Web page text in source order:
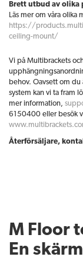
Brett utbud av olika
Läs mer om våra olika
https://
ceiling-mount/
Vi på Multibrackets
behov. Oavsett om du
system kan vi ta fram
mer information,
6150400 eller besök
Återförsäljare,
M Floor
En skärm